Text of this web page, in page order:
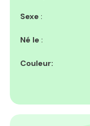
Sexe :
Né le :
Couleur: